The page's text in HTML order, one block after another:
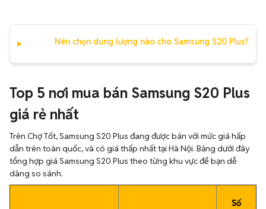
Nên chọn dung lượng nào cho Samsung S20 Plus?
Top 5 nơi mua bán Samsung S20 Plus
giá rẻ nhất
Trên Chợ Tốt, Samsung S20 Plus đang được bán với mức giá hấp
dẫn trên toàn quốc, và có giá thấp nhất tại Hà Nội. Bảng dưới đây
tổng hợp giá Samsung S20 Plus theo từng khu vực để bạn dễ
dàng so sánh.
Số